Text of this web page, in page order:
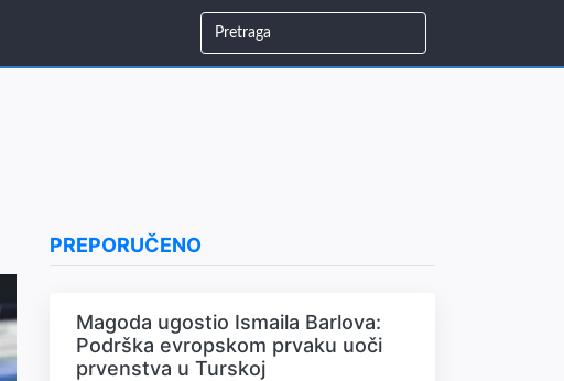
PREPORUČENO
Magoda ugostio Ismaila Barlova:
Podrška evropskom prvaku uoči
prvenstva u Turskoj